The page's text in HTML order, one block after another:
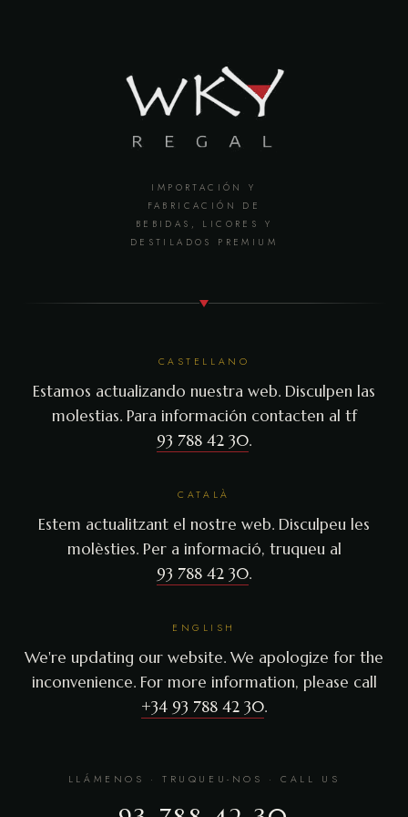
IMPORTACIÓN Y
FABRICACIÓN DE
BEBIDAS, LICORES Y
DESTILADOS PREMIUM
CASTELLANO
Estamos actualizando nuestra web. Disculpen las
molestias. Para información contacten al tf
93 788 42 30.
CATALÀ
Estem actualitzant el nostre web. Disculpeu les
molèsties. Per a informació, truqueu al
93 788 42 30.
ENGLISH
We're updating our website. We apologize for the
inconvenience. For more information, please call
+34 93 788 42 30.
LLÁMENOS · TRUQUEU-NOS · CALL US